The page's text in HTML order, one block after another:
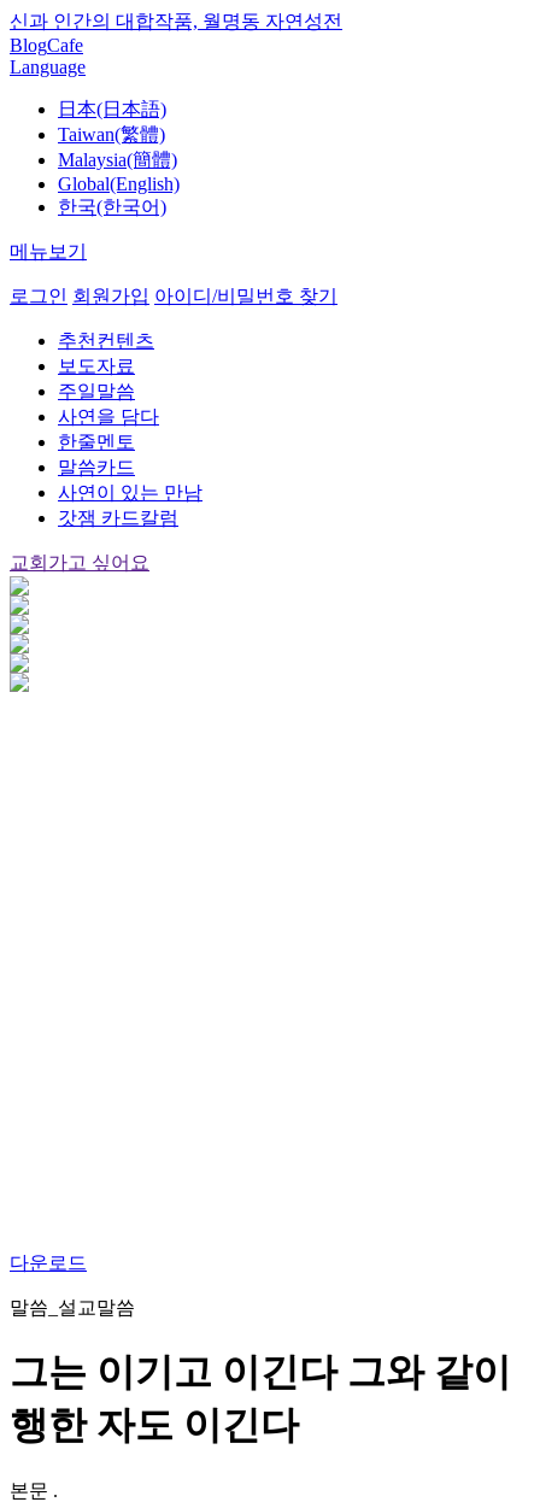
신과 인간의 대합작품, 월명동 자연성전
BlogCafe
Language
日本(日本語)
Taiwan(繁體)
Malaysia(簡體)
Global(English)
한국(한국어)
메뉴보기
로그인 회원가입 아이디/비밀번호 찾기
추천컨텐츠
보도자료
주일말씀
사연을 담다
한줄멘토
말씀카드
사연이 있는 만남
갓잼 카드칼럼
교회가고 싶어요
다운로드
말씀_설교말씀
그는 이기고 이긴다 그와 같이
행한 자도 이긴다
본문 .